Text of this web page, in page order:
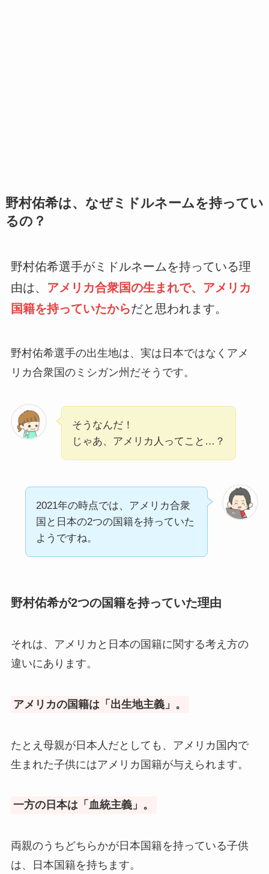
野村佑希は、なぜミドルネームを持ってい
るの？
野村佑希選手がミドルネームを持っている理
由は、 アメリカ合衆国の生まれで、アメリカ
国籍を持っていたからだと思われます。
野村佑希選手の出生地は、実は日本ではなくアメ
リカ合衆国のミシガン州だそうです。
そうなんだ！
じゃあ、アメリカ人ってこと…？
2021年の時点では、アメリカ合衆
国と日本の2つの国籍を持っていた
ようですね。
野村佑希が2つの国籍を持っていた理由
それは、アメリカと日本の国籍に関する考え方の
違いにあります。
アメリカの国籍は「出生地主義」。
たとえ母親が日本人だとしても、アメリカ国内で
生まれた子供にはアメリカ国籍が与えられます。
一方の日本は「血統主義」。
両親のうちどちらかが日本国籍を持っている子供
は、日本国籍を持ちます。